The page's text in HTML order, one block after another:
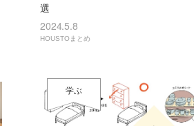
選
2024.5.8
HOUSTOまとめ
学ぶ